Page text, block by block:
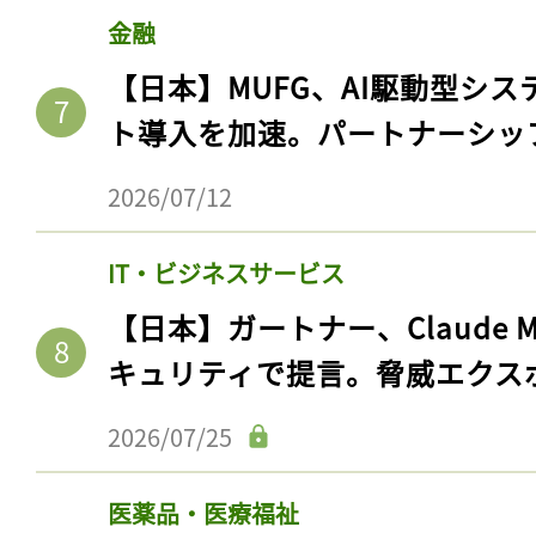
金融
【日本】MUFG、AI駆動型シ
ト導入を加速。パートナーシ
2026/07/12
IT・ビジネスサービス
【日本】ガートナー、Claude
キュリティで提言。脅威エク
2026/07/25
医薬品・医療福祉
記事をお気に入りに
ログインが必